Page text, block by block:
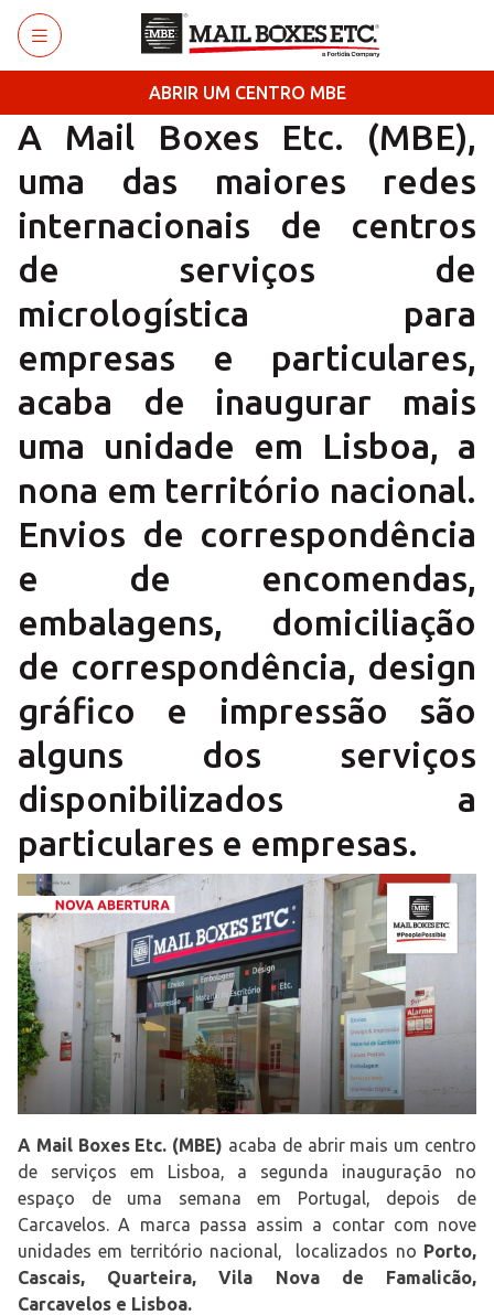
Saltar para o conteúdo principal
ABRIR UM CENTRO MBE
A Mail Boxes Etc. (MBE),
uma das maiores redes
internacionais de centros
de serviços de
micrologística para
empresas e particulares,
acaba de inaugurar mais
uma unidade em Lisboa, a
nona em território nacional.
Envios de correspondência
e de encomendas,
embalagens, domiciliação
de correspondência, design
gráfico e impressão são
alguns dos serviços
disponibilizados a
particulares e empresas.
A Mail Boxes Etc. (MBE) acaba de abrir mais um centro
de serviços em Lisboa, a segunda inauguração no
espaço de uma semana em Portugal, depois de
Carcavelos. A marca passa assim a contar com nove
unidades em território nacional, localizados no Porto,
Cascais, Quarteira, Vila Nova de Famalicão,
Carcavelos e Lisboa.